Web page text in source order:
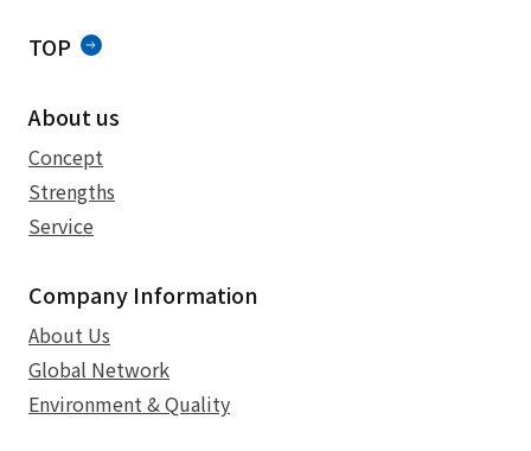
TOP
About us
Concept
Strengths
Service
Company Information
About Us
Global Network
Environment & Quality